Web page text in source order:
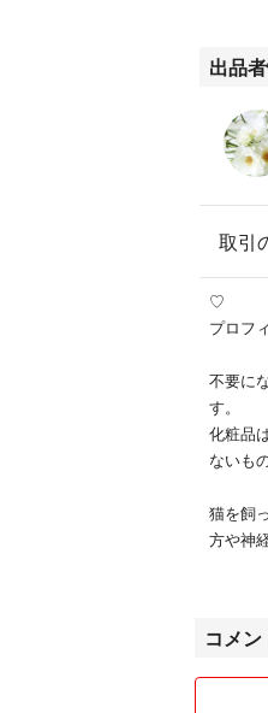
出品
取引
♡
プロフ
不要に
す。
化粧品
ないも
猫を飼
方や神
値下げ
基本
コメン